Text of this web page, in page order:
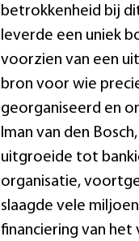
betrokkenheid bij
leverde een uniek
voorzien van een
bron voor wie
georganiseerd en
Iman van den
uitgroeide tot
organisatie,
slaagde vele
financiering van